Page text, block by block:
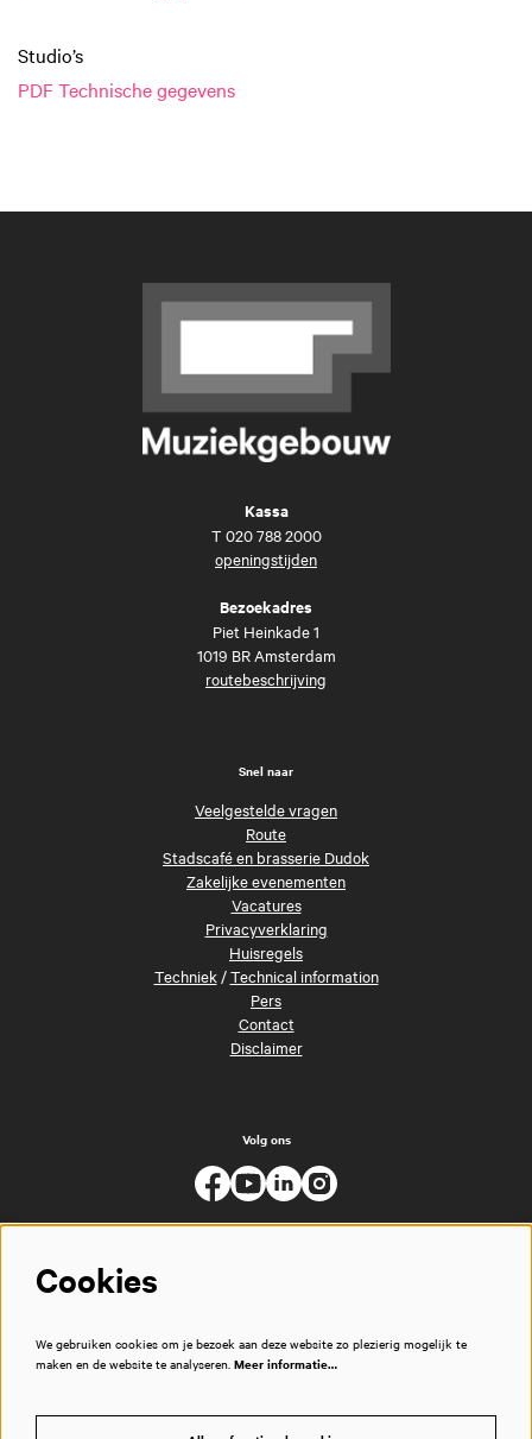
Studio’s
PDF Technische gegevens
Kassa
T 020 788 2000
openingstijden
Bezoekadres
Piet Heinkade 1
1019 BR Amsterdam
routebeschrijving
Snel naar
Veelgestelde vragen
Route
Stadscafé en brasserie Dudok
Zakelijke evenementen
Vacatures
Privacyverklaring
Huisregels
Techniek/Technical information
Pers
Contact
Disclaimer
Volg ons
Cookies
We gebruiken cookies om je bezoek aan deze website zo plezierig mogelijk te
maken en de website te analyseren. Meer informatie…